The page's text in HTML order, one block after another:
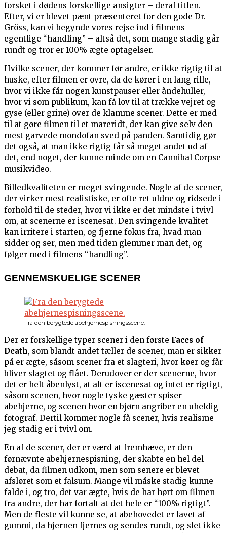
forsket i dødens forskellige ansigter – deraf titlen.
Efter, vi er blevet pænt præsenteret for den gode Dr.
Gröss, kan vi begynde vores rejse ind i filmens
egentlige “handling” – altså det, som mange stadig går
rundt og tror er 100% ægte optagelser.
Hvilke scener, der kommer før andre, er ikke rigtig til at
huske, efter filmen er ovre, da de kører i en lang rille,
hvor vi ikke får nogen kunstpauser eller åndehuller,
hvor vi som publikum, kan få lov til at trække vejret og
gyse (eller grine) over de klamme scener. Dette er med
til at gøre filmen til et mareridt, der kan give selv den
mest garvede mondofan sved på panden. Samtidig gør
det også, at man ikke rigtig får så meget andet ud af
det, end noget, der kunne minde om en Cannibal Corpse
musikvideo.
Billedkvaliteten er meget svingende. Nogle af de scener,
der virker mest realistiske, er ofte ret uldne og ridsede i
forhold til de steder, hvor vi ikke er det mindste i tvivl
om, at scenerne er iscenesat. Den svingende kvalitet
kan irritere i starten, og fjerne fokus fra, hvad man
sidder og ser, men med tiden glemmer man det, og
følger med i filmens “handling”.
GENNEMSKUELIGE SCENER
Fra den berygtede abehjernespisningsscene.
Der er forskellige typer scener i den første Faces of
Death, som blandt andet tæller de scener, man er sikker
på er ægte, såsom scener fra et slagteri, hvor køer og får
bliver slagtet og flået. Derudover er der scenerne, hvor
det er helt åbenlyst, at alt er iscenesat og intet er rigtigt,
såsom scenen, hvor nogle tyske gæster spiser
abehjerne, og scenen hvor en bjørn angriber en uheldig
fotograf. Dertil kommer nogle få scener, hvis realisme
jeg stadig er i tvivl om.
En af de scener, der er værd at fremhæve, er den
førnævnte abehjernespisning, der skabte en hel del
debat, da filmen udkom, men som senere er blevet
afsløret som et falsum. Mange vil måske stadig kunne
falde i, og tro, det var ægte, hvis de har hørt om filmen
fra andre, der har fortalt at det hele er “100% rigtigt”.
Men de fleste vil kunne se, at abehovedet er lavet af
gummi, da hjernen fjernes og sendes rundt, og slet ikke